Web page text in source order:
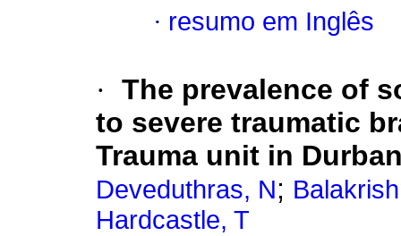
· resumo em Inglês
· The prevalence of
to severe traumatic
Trauma unit in
Deveduthras, N;
Hardcastle, T